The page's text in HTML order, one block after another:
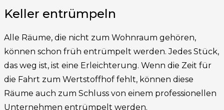
Keller entrümpeln
Alle Räume, die nicht zum Wohnraum gehören,
können schon früh entrümpelt werden. Jedes Stück,
das weg ist, ist eine Erleichterung. Wenn die Zeit für
die Fahrt zum Wertstoffhof fehlt, können diese
Räume auch zum Schluss von einem professionellen
Unternehmen entrümpelt werden.